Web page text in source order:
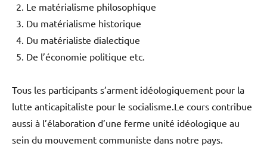
Le matérialisme philosophique
Du matérialisme historique
Du matérialiste dialectique
De l’économie politique etc.
Tous les participants s’arment idéologiquement pour la
lutte anticapitaliste pour le socialisme.Le cours contribue
aussi à l’élaboration d’une ferme unité idéologique au
sein du mouvement communiste dans notre pays.